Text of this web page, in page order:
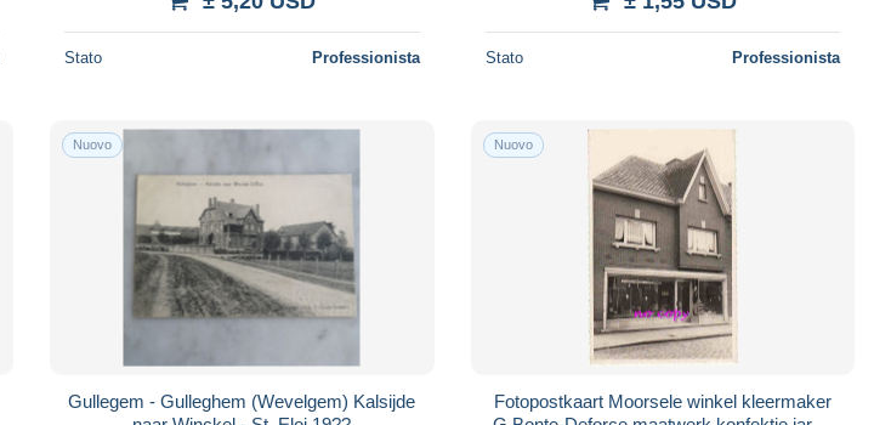
Stato Professionista Stato Professionista
Nuovo
Gullegem - Gulleghem (Wevelgem) Kalsijde
Nuovo
Fotopostkaart Moorsele winkel kleermaker